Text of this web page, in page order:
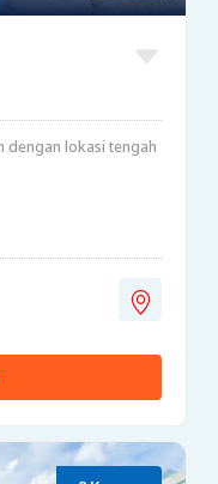
dengan lokasi tengah